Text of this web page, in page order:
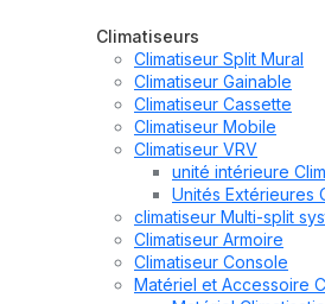
Climatiseurs
Climatiseur Split Mural
Climatiseur Gainable
Climatiseur Cassette
Climatiseur Mobile
Climatiseur VRV
unité intérieure
Unités Extérieures
climatiseur Multi-split
Climatiseur Armoire
Climatiseur Console
Matériel et Accessoire